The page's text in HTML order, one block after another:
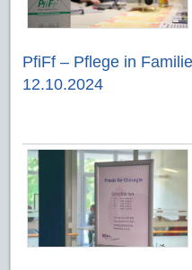
PfiFf – Pflege in
12.10.2024